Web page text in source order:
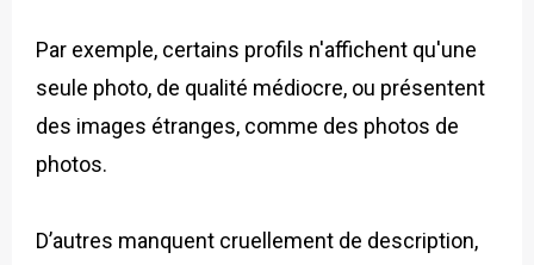
Par exemple, certains profils n'affichent qu'une
seule photo, de qualité médiocre, ou présentent
des images étranges, comme des photos de
photos.
D’autres manquent cruellement de description,